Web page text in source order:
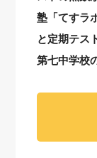
塾「てすラ
と定期テス
第七中学校